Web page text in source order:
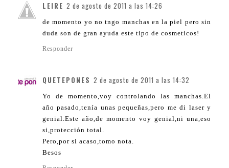
LEIRE 2 de agosto de 2011 a las 14:26
de momento yo no tngo manchas en la piel pero sin
duda son de gran ayuda este tipo de cosmeticos!
Responder
QUETEPONES 2 de agosto de 2011 a las 14:32
Yo de momento,voy controlando las manchas.El
año pasado,tenía unas pequeñas,pero me di laser y
genial.Este año,de momento voy genial,ni una,eso
si,protección total.
Pero,por si acaso,tomo nota.
Besos